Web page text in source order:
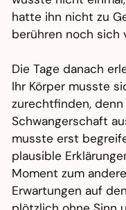
hatte ihn nicht zu
berühren noch sich
Die Tage danach
Ihr Körper musste
zurechtfinden,
Schwangerschaft
musste erst
plausible
Moment zum
Erwartungen auf